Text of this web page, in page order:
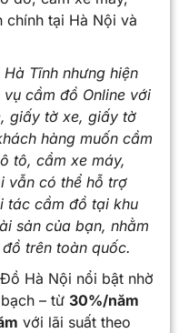
tại Hà Nội và
Hà Tĩnh nhưng hiện
cầm đồ Online với
giấy tờ xe, giấy tờ
hàng muốn cầm
tô, cầm xe máy,
vẫn có thể hỗ trợ
tác cầm đồ tại khu
sản của bạn, nhằm
trên toàn quốc.
Hà Nội nổi bật nhờ
– từ 30%/năm
với lãi suất theo